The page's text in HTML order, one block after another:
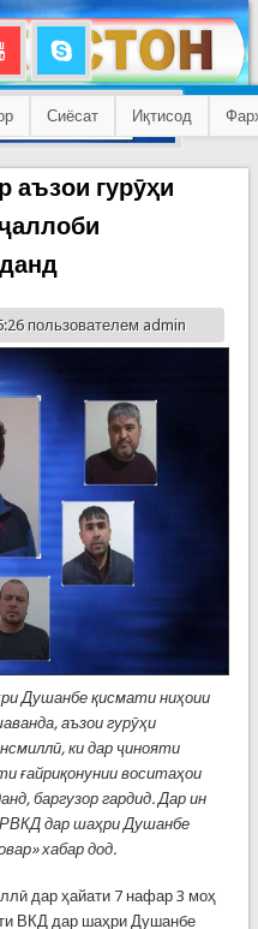
Сиёсат Иқтисод
аъзои гурӯҳи
пользователем admin
Душанбе қисмати ниҳоии
аъзои гурӯҳи
ки дар ҷинояти
ғайриқонунии воситаҳои
баргузор гардид. Дар ин
дар шаҳри Душанбе
хабар дод.
дар ҳайати 7 нафар 3 моҳ
ВКД дар шаҳри Душанбе